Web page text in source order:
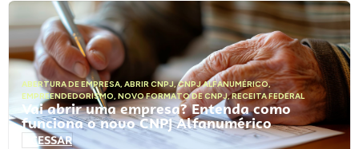
ABERTURA DE EMPRESA, ABRIR CNPJ,CNPJ ALFANUMÉRICO,
EMPREENDEDORISMO, NOVO FORMATO DE CNPJ,RECEITA FEDERAL
Vai abrir uma empresa? Entenda como
funciona o novo CNPJ Alfanumérico
ACESSAR